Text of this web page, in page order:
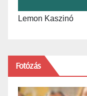
Lemon Kaszinó
Fotózás